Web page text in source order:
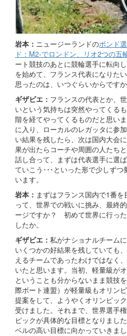
岩本： ニュージーランドのボンド
ド：M2-でロンドン、リオ2つの五
ート競技のあとに競輪選手に転向
を始めて、フランス代表になりた
思ったのは、いつぐらいからです
ギザビエ： フランスの代表とか、
いという気持ちは突然やってくる
階を経てやってくるものだと思い
に入り、ローカルのレガッタに参
い結果を残したら、次は国内大会
果が出たらコーチや周囲の人たち
話し合って、まずは代表選手に選
ていこう･･･といった形で少しず
います。
岩本： まずはフランス国内で1番
って、世界での戦いに挑み、最終
ージですか？ 初めて世界に行っ
したか。
ギザビエ： 私がナショナルチーム
いくつかの好結果を残していても
えるチームであったわけではなく
いたと思います。当初、軽量級が
ということも分からないまま競技
際ボート連盟）が軽量級もオリン
提案をして、ようやくオリンピッ
受けました。それまで、世界選手
ピックが具体的な目標となりまし
ベルの高い目標に向かっていきまし